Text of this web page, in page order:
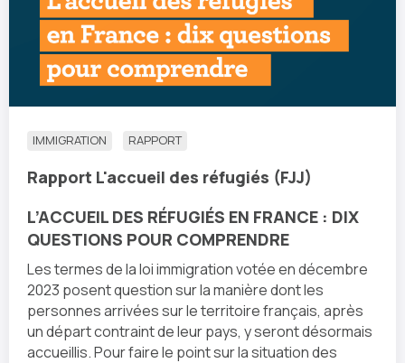
IMMIGRATION RAPPORT
Rapport L'accueil des réfugiés (FJJ)
L’ACCUEIL DES RÉFUGIÉS EN FRANCE : DIX
QUESTIONS POUR COMPRENDRE
Les termes de la loi immigration votée en décembre
2023 posent question sur la manière dont les
personnes arrivées sur le territoire français, après
un départ contraint de leur pays, y seront désormais
accueillis. Pour faire le point sur la situation des